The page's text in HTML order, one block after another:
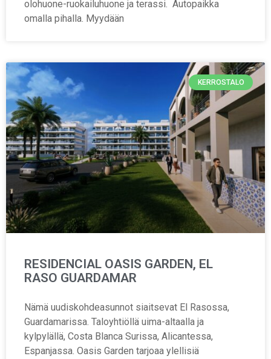
olohuone-ruokailuhuone ja terassi. Autopaikka
omalla pihalla. Myydään
KERROSTALO
RESIDENCIAL OASIS GARDEN, EL
RASO GUARDAMAR
Nämä uudiskohdeasunnot siaitsevat El Rasossa,
Guardamarissa. Taloyhtiöllä uima-altaalla ja
kylpylällä, Costa Blanca Surissa, Alicantessa,
Espanjassa. Oasis Garden tarjoaa ylellisiä